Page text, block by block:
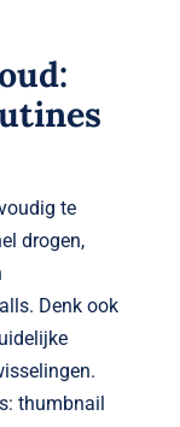
te
drogen,
Denk ook
thumbnail